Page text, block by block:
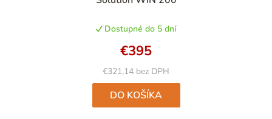
hodnotenie
je
5,0
z
5
hviezdičiek.
Dostupné do 5 dní
€321,14 bez DPH
€395
DO KOŠÍKA